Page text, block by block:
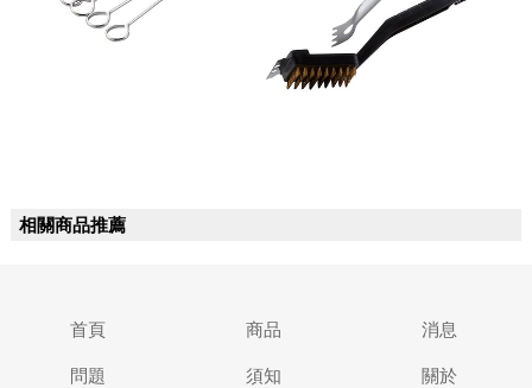
相關商品推薦
首頁 商品 消息
問題 須知 關於